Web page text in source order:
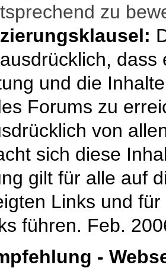
zu
und die
Forums zu
von
sich diese
gilt für alle auf
Links und
führen. Feb.
-